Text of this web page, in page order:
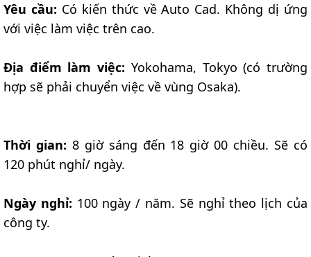
Yêu cầu: Có kiến thức về Auto Cad. Không dị ứng
với việc làm việc trên cao.
Địa điểm làm việc: Yokohama, Tokyo (có trường
hợp sẽ phải chuyển việc về vùng Osaka).
Thời gian: 8 giờ sáng đến 18 giờ 00 chiều. Sẽ có
120 phút nghỉ/ ngày.
Ngày nghỉ: 100 ngày / năm. Sẽ nghỉ theo lịch của
công ty.